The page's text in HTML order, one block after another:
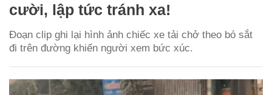
cười, lập tức tránh xa!
Đoạn clip ghi lại hình ảnh chiếc xe tải chở theo bó sắt
đi trên đường khiến người xem bức xúc.